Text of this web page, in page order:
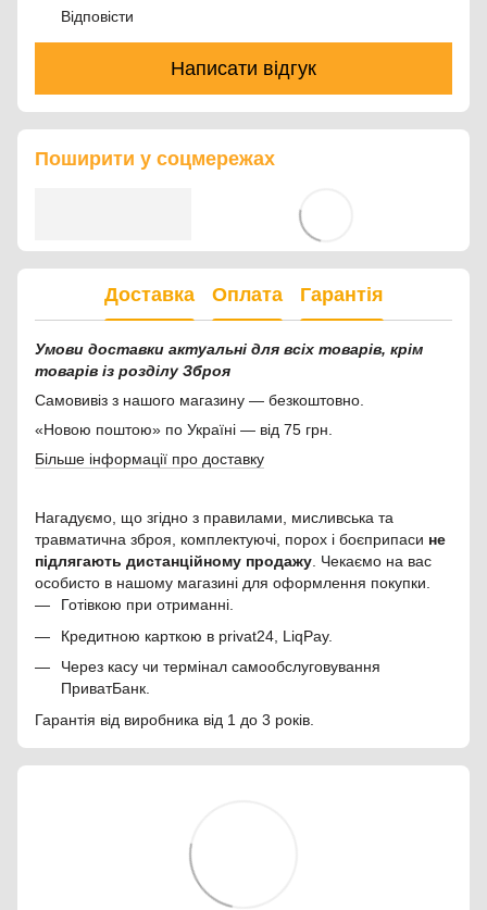
Відповісти
Написати відгук
Поширити у соцмережах
Доставка Оплата Гарантія
Умови доставки актуальні для всіх товарів, крім
товарів із розділу Зброя
Самовивіз з нашого магазину — безкоштовно.
«Новою поштою» по Україні — від 75 грн.
Більше інформації про доставку
Нагадуємо, що згідно з правилами, мисливська та
травматична зброя, комплектуючі, порох і боєприпаси не
підлягають дистанційному продажу. Чекаємо на вас
особисто в нашому магазині для оформлення покупки.
Готівкою при отриманні.
Кредитною карткою в privat24, LiqPay.
Через касу чи термінал самообслуговування
ПриватБанк.
Гарантія від виробника від 1 до 3 років.